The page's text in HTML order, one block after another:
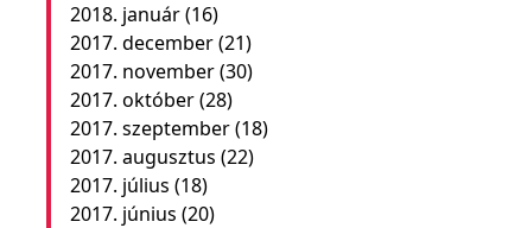
2018. január(16)
2017. december(21)
2017. november(30)
2017. október(28)
2017. szeptember(18)
2017. augusztus (22)
2017. július (18)
2017. június (20)